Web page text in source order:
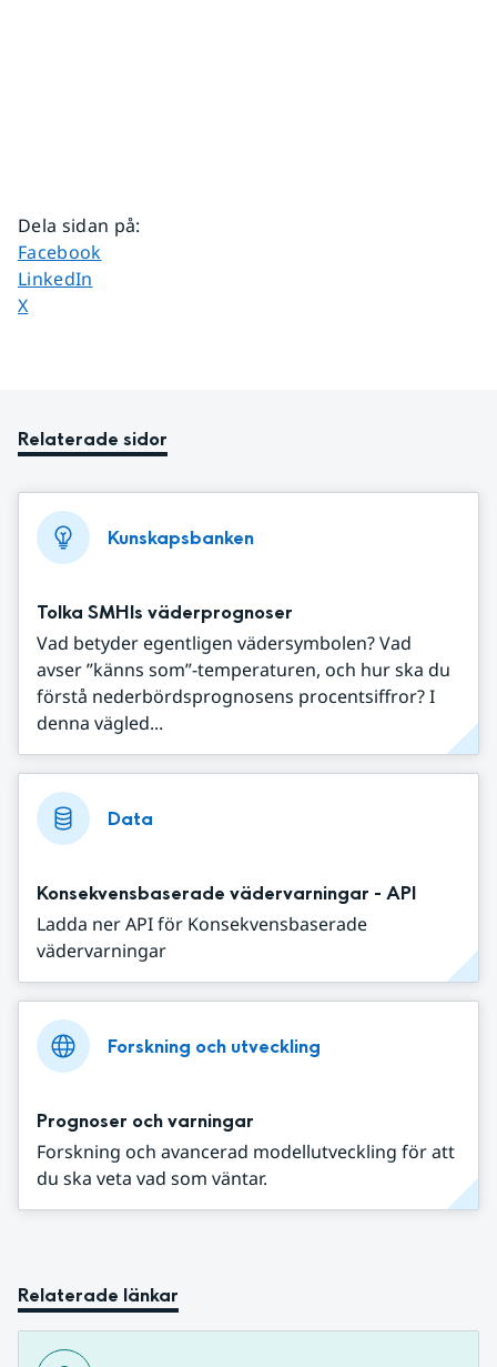
Dela sidan på:
Dela sidan på
Facebook
Dela sidan på
LinkedIn
Dela sidan på
X
Relaterade sidor
Kunskapsbanken
Tolka SMHIs väderprognoser
Vad betyder egentligen vädersymbolen? Vad
avser ”känns som”-temperaturen, och hur ska du
förstå nederbördsprognosens procentsiffror? I
denna vägled...
Data
Konsekvensbaserade vädervarningar - API
Ladda ner API för Konsekvensbaserade
vädervarningar
Forskning och utveckling
Prognoser och varningar
Forskning och avancerad modellutveckling för att
du ska veta vad som väntar.
Relaterade länkar